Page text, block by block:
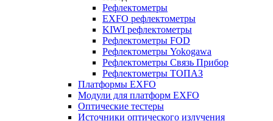
Рефлектометры
EXFO рефлектометры
KIWI рефлектометры
Рефлектометры FOD
Рефлектометры Yokogawa
Рефлектометры Связь Прибор
Рефлектометры ТОПАЗ
Платформы EXFO
Модули для платформ EXFO
Оптические тестеры
Источники оптического излучения